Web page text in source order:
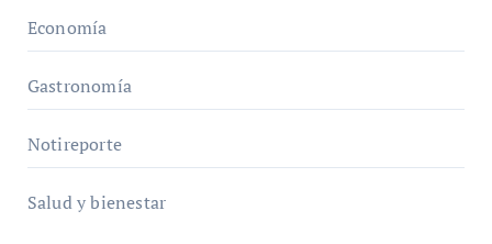
Economía
Gastronomía
Notireporte
Salud y bienestar